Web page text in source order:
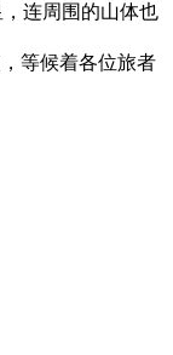
连周围的山体也
等候着各位旅者